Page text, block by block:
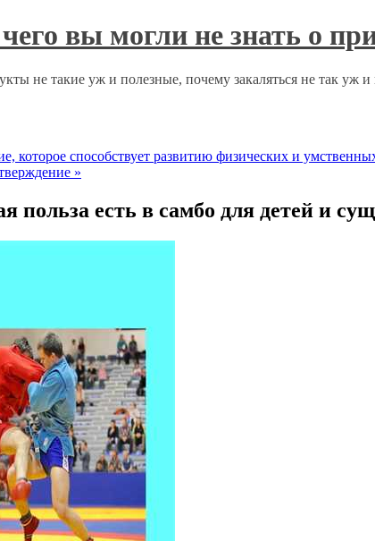
вы могли не знать о
не такие уж и полезные, почему закаляться не так
которое способствует развитию физических и
»
польза есть в самбо для детей и